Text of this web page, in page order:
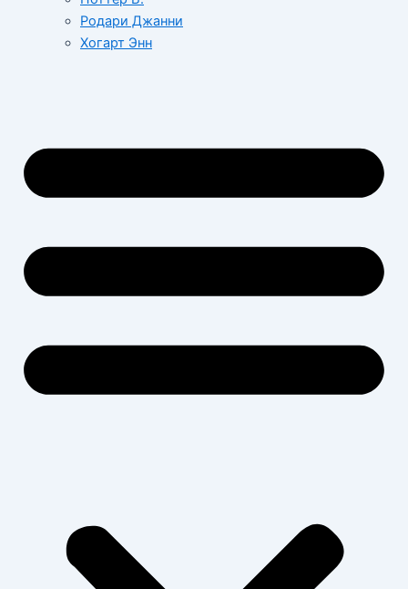
Родари Джанни
Хогарт Энн